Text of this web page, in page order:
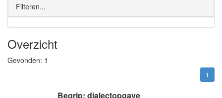
Filteren...
Overzicht
Gevonden: 1
1
Begrip: dialectopgave